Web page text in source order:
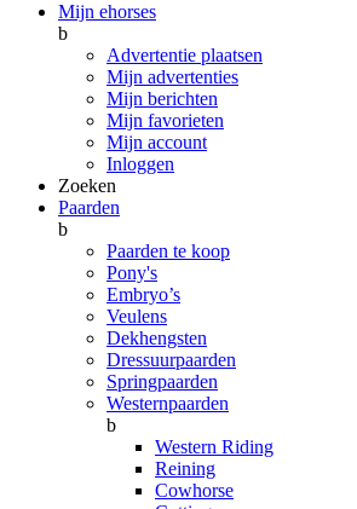
Mijn ehorses
b
Advertentie plaatsen
Mijn advertenties
Mijn berichten
Mijn favorieten
Mijn account
Inloggen
Zoeken
Paarden
b
Paarden te koop
Pony's
Embryo’s
Veulens
Dekhengsten
Dressuurpaarden
Springpaarden
Westernpaarden
b
Western Riding
Reining
Cowhorse